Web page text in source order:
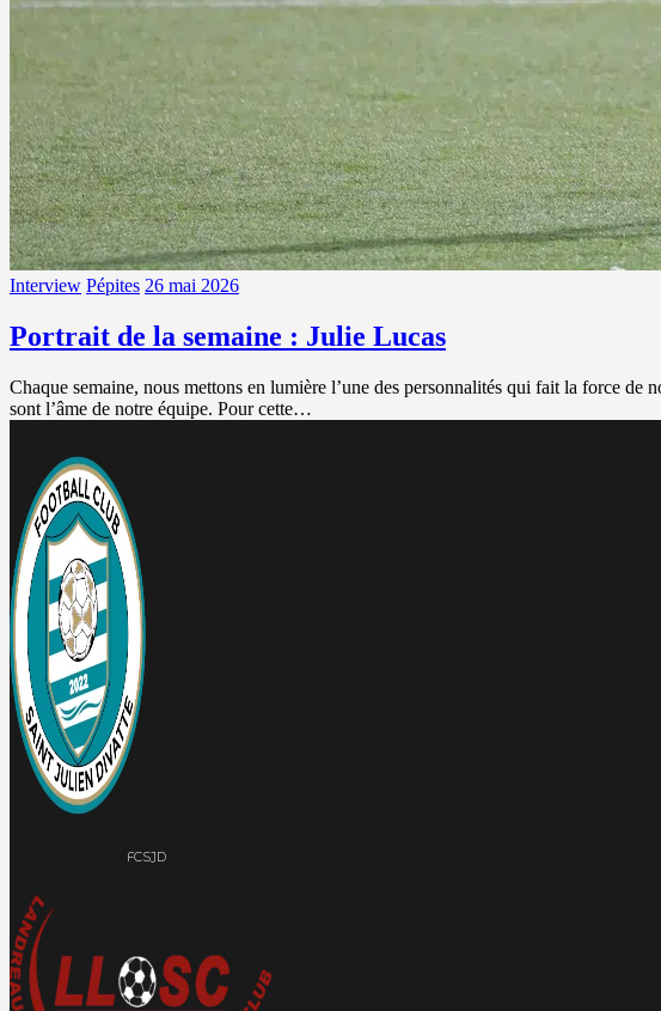
Interview Pépites 26 mai 2026
Portrait de la semaine : Julie Lucas
Chaque semaine, nous mettons en lumière l’une des personnalités qui fait la force de
sont l’âme de notre équipe. Pour cette…
FCSJD